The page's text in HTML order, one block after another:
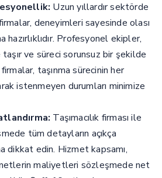
Uzun yıllardır sektörde
deneyimleri sayesinde olası
hazırlıklıdır. Profesyonel ekipler,
taşır ve süreci sorunsuz bir şekilde
taşınma sürecinin her
istenmeyen durumları minimize
Taşımacılık firması ile
tüm detayların açıkça
dikkat edin. Hizmet kapsamı,
maliyetleri sözleşmede net